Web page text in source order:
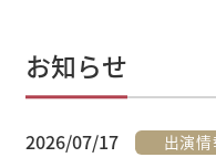
お知らせ
2026/07/17 出演情